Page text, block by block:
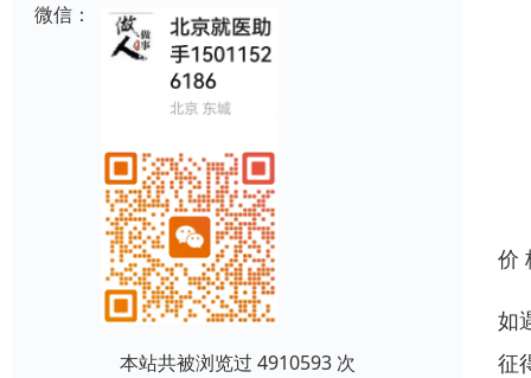
微信：
本站共被浏览过 4910593 次
价
如
征